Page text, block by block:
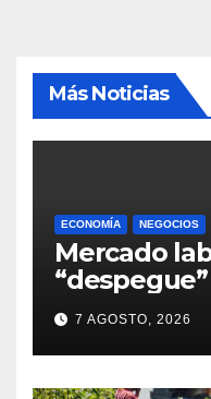
Más Noticias
ECONOMÍA NEGOCIOS
Mercado
sobre
7 AGOSTO, 2026